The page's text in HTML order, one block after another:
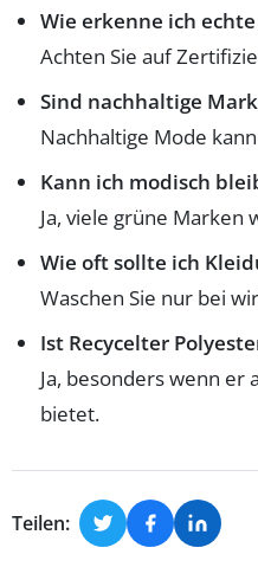
Wie erkenne ich
Achten Sie auf
Sind nachhaltige
Nachhaltige Mode
Kann ich modisch
Ja, viele grüne Marken
Wie oft sollte ich
Waschen Sie nur bei
Ist Recycelter
Ja, besonders wenn
bietet.
Teilen: